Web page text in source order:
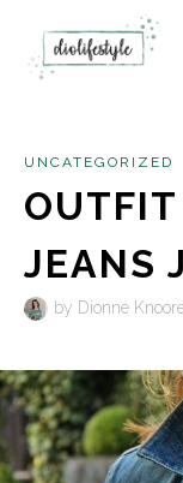
UNCATEGORIZED
OUTFIT
JEANS
by Dionne